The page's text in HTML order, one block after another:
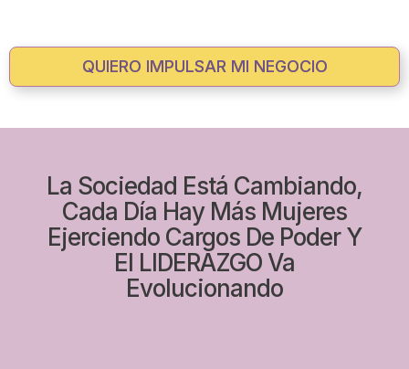
QUIERO IMPULSAR MI NEGOCIO
La Sociedad Está Cambiando,
Cada Día Hay Más Mujeres
Ejerciendo Cargos De Poder Y
El LIDERAZGO Va
Evolucionando